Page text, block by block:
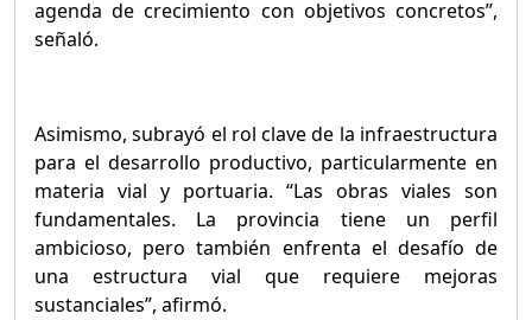
agenda de crecimiento con objetivos concretos”,
señaló.
Asimismo, subrayó el rol clave de la infraestructura
para el desarrollo productivo, particularmente en
materia vial y portuaria. “Las obras viales son
fundamentales. La provincia tiene un perfil
ambicioso, pero también enfrenta el desafío de
una estructura vial que requiere mejoras
sustanciales”, afirmó.